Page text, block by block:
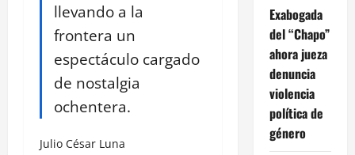
llevando a la
frontera un
espectáculo cargado
de nostalgia
ochentera.
Julio César Luna
Exabogada
del “Chapo”
ahora jueza
denuncia
violencia
política de
género